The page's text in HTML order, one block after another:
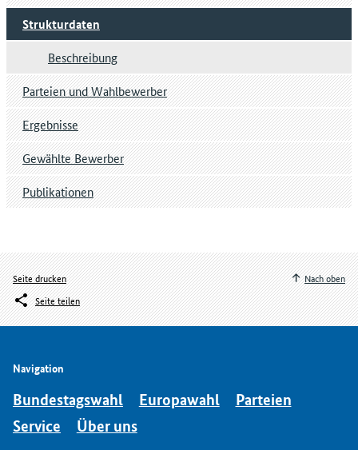
Strukturdaten
Beschreibung
Parteien und Wahlbewerber
Ergebnisse
Gewählte Bewerber
Publikationen
Seite drucken
Seite teilen
Nach oben
Navigation
Bundestagswahl Europawahl
Parteien
Service
Über uns